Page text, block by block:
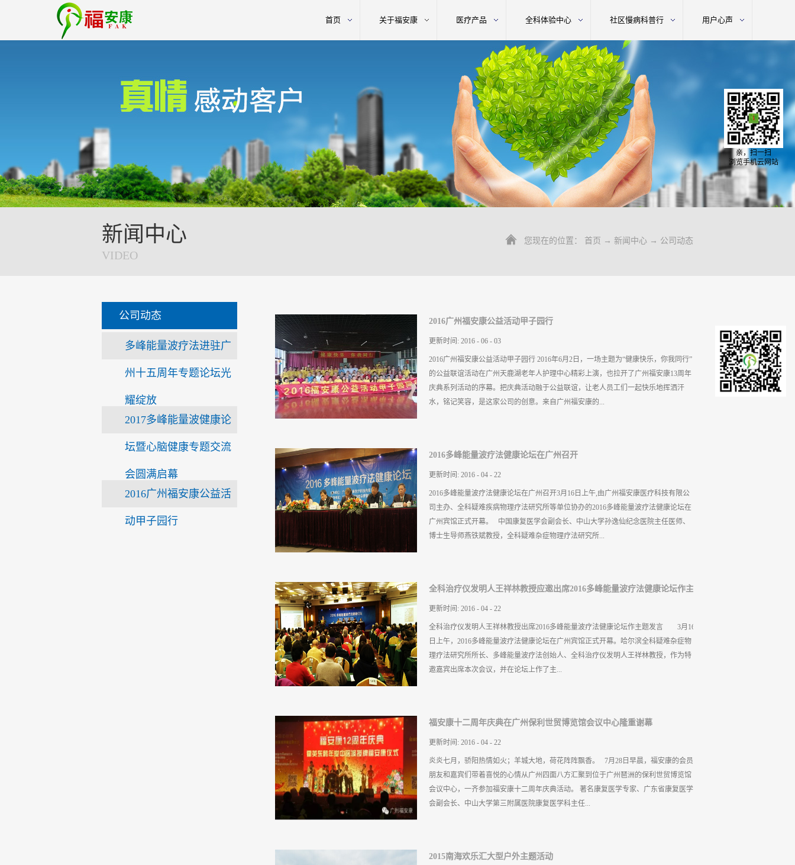
首页 关于福安康 医疗产品 全科体验中心 社区慢病科普行 用户心声
新闻中心
VIDEO
公司动态
多峰能量波疗法进驻广
州十五周年专题论坛光
耀绽放
2017多峰能量波健康论
坛暨心脑健康专题交流
会圆满启幕
2016广州福安康公益活
动甲子园行
您现在的位置： 首页 → 新闻中心 → 公司动态
2016广州福安康公益活动甲子园行
2016广州福安康公益活动甲子园行 2016年6月2日，一场主题为“健康快乐，你我同行”
的公益联谊活动在广州天鹿湖老年人护理中心精彩上演，也拉开了广州福安康13周年
庆典系列活动的序幕。把庆典活动融于公益联谊，让老人员工们一起快乐地挥洒汗
水，铭记笑容，是这家公司的创意。来自广州福安康的...
谜、小品、舞蹈、合唱，现场气氛高过了当天35摄氏度的气温。老人们表演了精心准
备的脱口秀，还当起了啦啦队员。 天鹿湖老人护理中心的罗总对于广州福安康的到
来表示由衷感谢。他说：‘’广州福安康是一家具有社会责任感的良心企业。参与甲子
园为入住老人准备的生日会并精心准备了节目，一方面对生日老人是个意外的惊喜，
另一方面对甲子园丰富老人的生活起到促进作用，同时也希望广州福安康利用自身优
势对入住老人的健康方面发挥更大的作用。“ 广州福安康崔总表示：“公司从成立那
身之本，我们公司的使命也是通过健康...
更新时间: 2016 - 06 - 03
2016多峰能量波疗法健康论坛在广州召开
2016多峰能量波疗法健康论坛在广州召开3月16日上午,由广州福安康医疗科技有限公
司主办、全科疑难疾病物理疗法研究所等单位协办的2016多峰能量波疗法健康论坛在
广州宾馆正式开幕。 中国康复医学会副会长、中山大学孙逸仙纪念医院主任医师、
博士生导师燕铁斌教授，全科疑难杂症物理疗法研究所...
术研究所高级工程师陈光锐先生，著名企业家、高级营养师胡秀玲女士，具有四十多
年一线临床工作经验的医务工作者郑智鸿女士等特邀嘉宾出席本次论坛。广州福安康
医疗科技有限公司总经理、今安健康之家创始人崔志敏先生代表活动主办单位出席本
次会议并致辞。 广州福安康总经理 崔志敏 崔志敏先生代表广州福安康医疗科技有限
公司对会议召开表示祝贺。他说，多峰能量波疗法健康论坛在广州举办，说明广州多
峰能量波用户群体越来越庞大，越来越引起全科疑难杂症物理疗法研究所的重视，同
地区中老年人的三大“杀手”，关注健康问题刻不容缓。十几年前通过自身的应用认识
更新时间: 2016 - 04 - 22
全科治疗仪发明人王祥林教授应邀出席2016多峰能量波疗法健康论坛作主
题发言
全科治疗仪发明人王祥林教授出席2016多峰能量波疗法健康论坛作主题发言 3月16
日上午，2016多峰能量波疗法健康论坛在广州宾馆正式开幕。哈尔滨全科疑难杂症物
理疗法研究所所长、多峰能量波疗法创始人、全科治疗仪发明人王祥林教授，作为特
邀嘉宾出席本次会议，并在论坛上作了主...
滨以及周边地区的应用过程中总结适用的具体案例做了讲解，尤其提到多峰能量波疗
法在慢性病以及疑难疾病治疗中的优势。 王教授在论坛上谈到全科治疗仪的治疗
范围时说，“全科治疗仪这种物理治疗仪器，目前在国内外，我考察了一下，所有国家
批准治疗范围，唯一全科治疗仪有20几种疾病，而且这里面最后一项是对肿瘤疾病的
评价和批准，这个物理治疗仪器应该都没有的，只有全科治疗仪一种。” 王教授在提
到药监部门批准治疗范围最后肿瘤这一块,为什么只说了“对放疗、化疗副作用的消除
效，而...
更新时间: 2016 - 04 - 22
福安康十二周年庆典在广州保利世贸博览馆会议中心隆重谢幕
炎炎七月，骄阳热情如火；羊城大地，荷花阵阵飘香。 7月28日早晨，福安康的会员
朋友和嘉宾们带着喜悦的心情从广州四面八方汇聚到位于广州琶洲的保利世贸博览馆
会议中心，一齐参加福安康十二周年庆典活动。 著名康复医学专家、广东省康复医学
会副会长、中山大学第三附属医院康复医学科主任...
兼总经理刘海斌先生、广州福安康医疗科技有限公司总经理崔志敏先生等领导和嘉宾
更新时间: 2016 - 04 - 22
2015南海欢乐汇大型户外主题活动
亲，扫一扫
浏览手机云网站